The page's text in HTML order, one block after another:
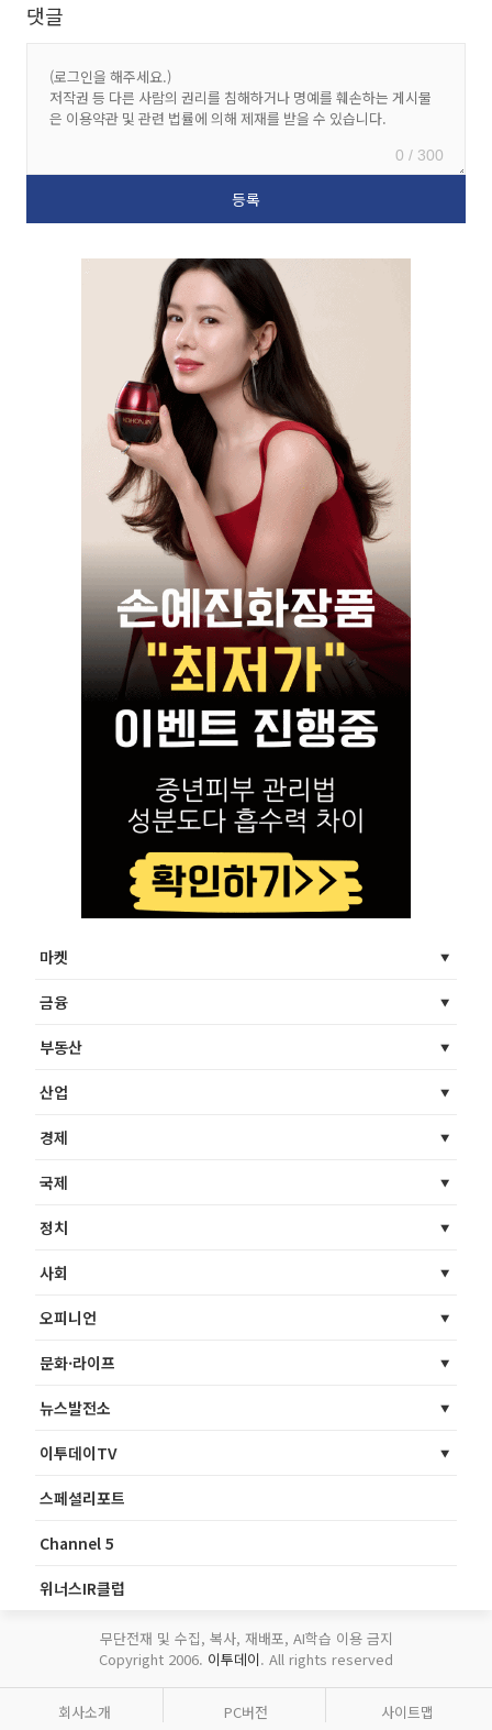
댓글
0 / 300
마켓
금융
부동산
산업
경제
국제
정치
사회
오피니언
문화·라이프
뉴스발전소
이투데이TV
스페셜리포트
Channel 5
위너스IR클럽
무단전재 및 수집, 복사, 재배포, AI학습 이용 금지
Copyright 2006. 이투데이. All rights reserved
회사소개 PC버전 사이트맵